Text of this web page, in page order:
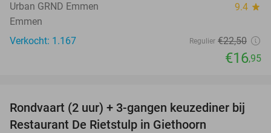
Urban GRND Emmen 9.4 star
Emmen
Verkocht: 1.167
Regulier €22,50
€16,95
41%
Rondvaart (2 uur) + 3-gangen keuzediner bij
Restaurant De Rietstulp in Giethoorn